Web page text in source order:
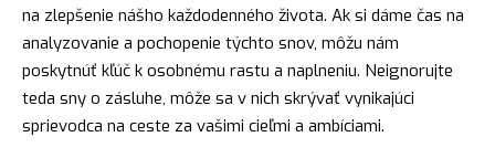
na zlepšenie nášho každodenného života. Ak si dáme čas na
analyzovanie a pochopenie týchto snov, môžu nám
poskytnúť kľúč k osobnému rastu a naplneniu. Neignorujte
teda sny o zásluhe, môže sa v nich skrývať vynikajúci
sprievodca na ceste za vašimi cieľmi a ambíciami.